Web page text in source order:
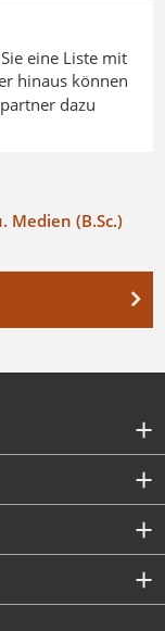
eine Liste mit
hinaus können
dazu
(B.Sc.)